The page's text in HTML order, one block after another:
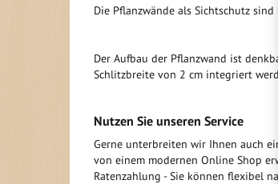
Die Pflanzwände als Sichtschutz
Der Aufbau der Pflanzwand ist
Schlitzbreite von 2 cm integriert
Nutzen Sie unseren Service
Gerne unterbreiten wir Ihnen auch
von einem modernen Online Shop
Ratenzahlung - Sie können flexibel